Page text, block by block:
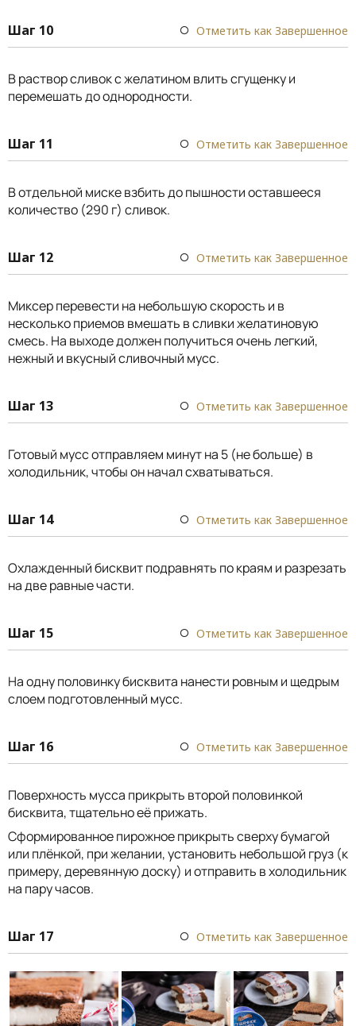
Шаг 10 Отметить как Завершенное
В раствор сливок с желатином влить сгущенку и
перемешать до однородности.
Шаг 11 Отметить как Завершенное
В отдельной миске взбить до пышности оставшееся
количество (290 г) сливок.
Шаг 12 Отметить как Завершенное
Миксер перевести на небольшую скорость и в
несколько приемов вмешать в сливки желатиновую
смесь. На выходе должен получиться очень легкий,
нежный и вкусный сливочный мусс.
Шаг 13 Отметить как Завершенное
Готовый мусс отправляем минут на 5 (не больше) в
холодильник, чтобы он начал схватываться.
Шаг 14 Отметить как Завершенное
Охлажденный бисквит подравнять по краям и разрезать
на две равные части.
Шаг 15 Отметить как Завершенное
На одну половинку бисквита нанести ровным и щедрым
слоем подготовленный мусс.
Шаг 16 Отметить как Завершенное
Поверхность мусса прикрыть второй половинкой
бисквита, тщательно её прижать.
Сформированное пирожное прикрыть сверху бумагой
или плёнкой, при желании, установить небольшой груз (к
примеру, деревянную доску) и отправить в холодильник
на пару часов.
Шаг 17 Отметить как Завершенное